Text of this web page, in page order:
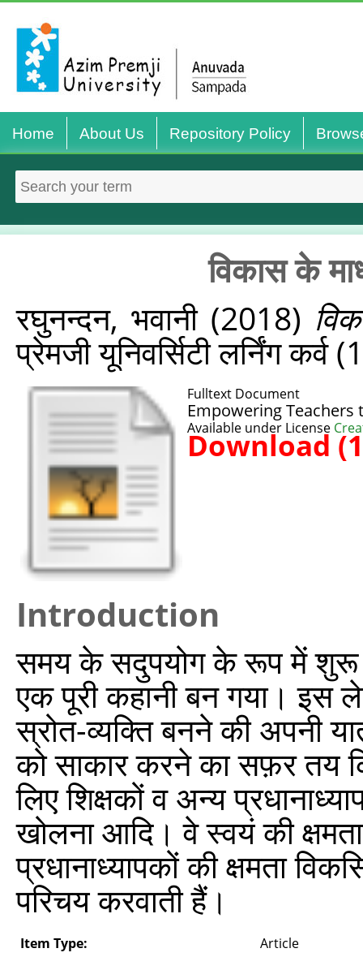
Home About Us Repository Policy
विकास के
रघुनन्‍दन, भवानी(2018)
प्रेमजी यूनिवर्सिटी लर्निंग
Fulltext Document
Empowering
Available under License
Download
Introduction
समय के सदुपयोग के रूप में शुरू
एक पूरी कहानी बन गया। इस
स्रोत-व्यक्ति बनने की अपनी
को साकार करने का सफ़र तय
लिए शिक्षकों व अन्य
खोलना आदि। वे स्वयं की
प्रधानाध्यापकों की क्षमता
परिचय करवाती हैं।
Item Type:
Article